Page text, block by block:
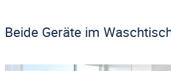
Beide Geräte im